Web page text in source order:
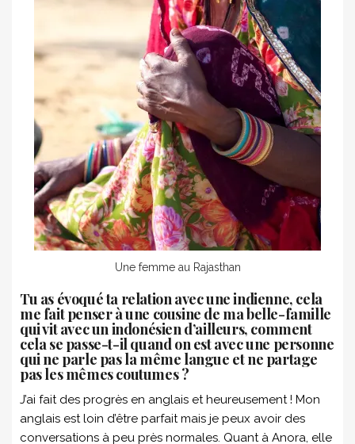
Une femme au Rajasthan
Tu as évoqué ta relation avec une indienne, cela
me fait penser à une cousine de ma belle-famille
qui vit avec un indonésien d’ailleurs, comment
cela se passe-t-il quand on est avec une personne
qui ne parle pas la même langue et ne partage
pas les mêmes coutumes ?
J’ai fait des progrès en anglais et heureusement ! Mon
anglais est loin d’être parfait mais je peux avoir des
conversations à peu près normales. Quant à Anora, elle